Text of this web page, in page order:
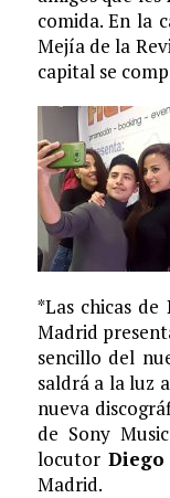
comida. En la
Mejía de la
capital se
*Las chicas de
Madrid
sencillo del
saldrá a la luz
nueva
de Sony
locutor Diego
Madrid.